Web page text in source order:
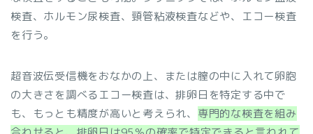
検査、ホルモン尿検査、頸管粘液検査などや、エコー検査
を行う。
超音波伝受信機をおなかの上、または膣の中に入れて卵胞
の大きさを調べるエコー検査は、排卵日を特定する中で
も、もっとも精度が高いと考えられ、 専門的な検査を組み